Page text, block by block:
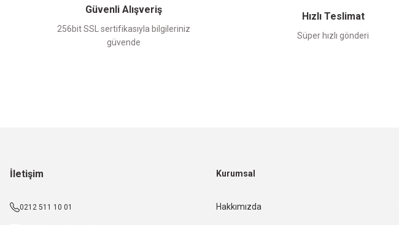
Güvenli Alışveriş
256bit SSL sertifikasıyla bilgileriniz
güvende
Hızlı Teslimat
Süper hızlı gönderi
İletişim
0212 511 10 01
Kurumsal
Hakkımızda